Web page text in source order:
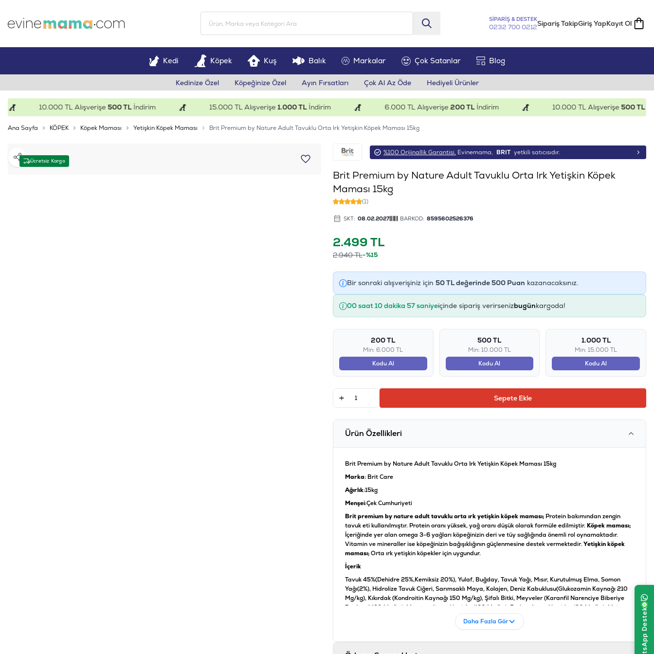
SİPARİŞ & DESTEK
0232 700 0212Sipariş TakipGiriş YapKayıt Ol
Kedi Köpek Kuş Balık Markalar Çok Satanlar Blog
Kedinize Özel Köpeğinize Özel Ayın Fırsatları Çok Al Az Öde Hediyeli Ürünler
10.000 TL Alışverişe500 TLİndirim 15.000 TL Alışverişe1.000 TLİndirim 6.000 TL Alışverişe200 TLİndirim 10.000 TL Alışverişe500 TLİndirim
Ana Sayfa KÖPEK Köpek Maması Yetişkin Köpek Maması Brit Premium by Nature Adult Tavuklu Orta Irk Yetişkin Köpek Maması 15kg
Ücretsiz Kargo
Paylaş
%100 Orijinallik Garantisi. Evinemama, BRIT yetkili satıcısıdır.
Brit Premium by Nature Adult Tavuklu Orta Irk Yetişkin Köpek
Maması 15kg
(1)
SKT: 08.02.2027 BARKOD: 8595602526376
2.499TL
2.940TL-%15
Bir sonraki alışverişiniz için 50TL değerinde500Puan kazanacaksınız.
00 saat 10 dakika 56 saniyeiçinde sipariş verirsenizbugünkargoda!
200 TL
Min: 6.000 TL
Kodu Al
500 TL
Min: 10.000 TL
Kodu Al
1.000 TL
Min: 15.000 TL
Kodu Al
Sepete Ekle
Ürün Özellikleri
Brit Premium by Nature Adult Tavuklu Orta Irk Yetişkin Köpek Maması 15kg
Marka: Brit Care
Ağırlık:15kg
Menşei:Çek Cumhuriyeti
Brit premium by nature adult tavuklu orta ırk yetişkin köpek maması; Protein bakımından zengin
tavuk eti kullanılmıştır. Protein oranı yüksek, yağ oranı düşük olarak formüle edilmiştir.Köpek maması;
İçeriğinde yer alan omega 3-6 yağları köpeğinizin deri ve tüy sağlığında önemli rol oynamaktadır.
Vitamin ve mineraller ise köpeğinizin bağışıklığının güçlenmesine destek vermektedir.Yetişkin köpek
maması;Orta ırk yetişkin köpekler için uygundur.
İçerik
Tavuk 45%(Dehidre 25%,Kemiksiz 20%), Yulaf, Buğday, Tavuk Yağı, Mısır, Kurutulmuş Elma, Somon
Yağı(2%), Hidrolize Tavuk Ciğeri, Sarımsaklı Maya, Kolajen, Deniz Kabuklusu(Glukozamin Kaynağı 210
Mg/kg), Kıkırdak (Kondroitin Kaynağı 150 Mg/kg), Şifalı Bitki, Meyveler (Karanfil Narenciye Biberiye
Zerdeçal 120 Mg/kg), Mannanoligosakkaritler(120 Mg/kg), Fruktooligosakkaritler (90 Mg/kg), Mojave
Yukka (90Mg/kg), Kurutulmuş Papatya (80Mg/kg), Yeşil Dudaklı Midye(Glukozaminoglikan Kaynağı
50Mg/kg), Kurutulmuş Yabanmersini (50 Mg/kg)
Ham Protein %26, Yağ İçeriği %15, Nem %10, Ham Kül %7, Ham Seluloz %2.2, Kalsiyum %1.5, Fosfor %1.1,
Daha Fazla Gör